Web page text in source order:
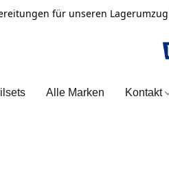
für unseren
Alle Marken Kontakt